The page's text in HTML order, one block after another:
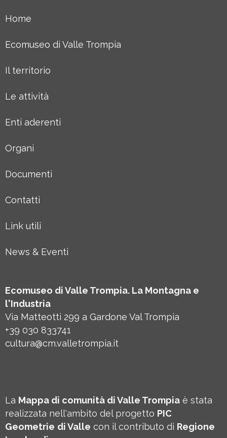
Home
Ecomuseo di Valle Trompia
Il territorio
Le attività
Enti aderenti
Organi
Documenti
Contatti
Link utili
News & Eventi
Ecomuseo di Valle Trompia. La Montagna e
l'Industria
Via Matteotti 299 a Gardone Val Trompia
+39 030 833741
cultura@cm.valletrompia.it
La Mappa di comunità di Valle Trompia è stata
realizzata nell'ambito del progetto PIC
Geometrie di Valle con il contributo di Regione